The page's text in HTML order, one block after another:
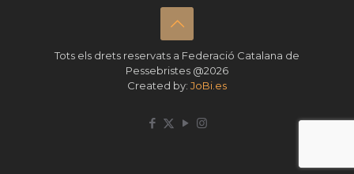
Tots els drets reservats a Federació Catalana de
Pessebristes @2026
Created by: JoBi.es